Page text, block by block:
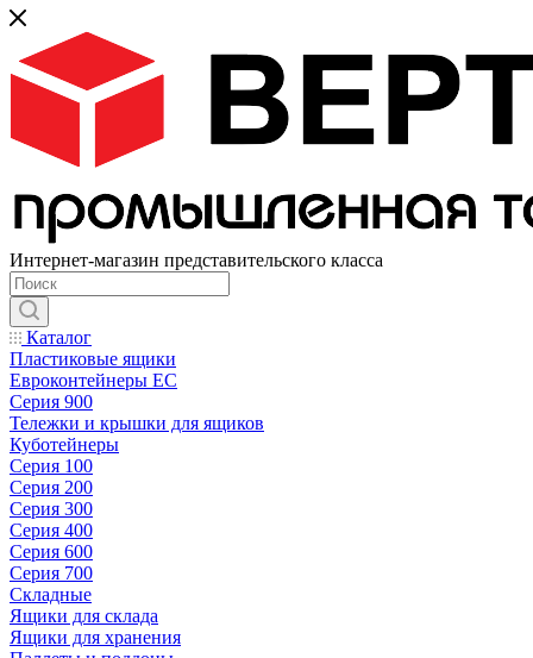
Интернет-магазин представительского класса
Каталог
Пластиковые ящики
Евроконтейнеры ЕС
Серия 900
Тележки и крышки для ящиков
Куботейнеры
Серия 100
Серия 200
Серия 300
Серия 400
Серия 600
Серия 700
Складные
Ящики для склада
Ящики для хранения